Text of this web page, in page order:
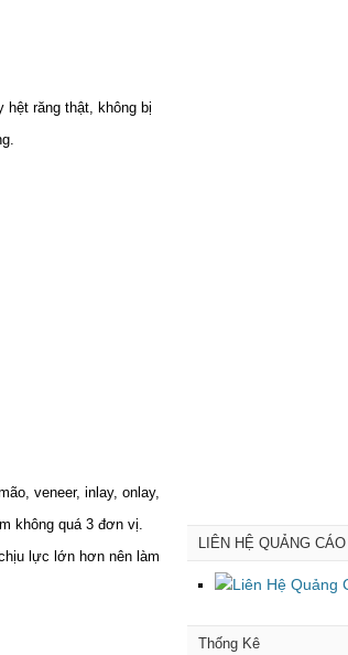
hệt răng thật, không bị
veneer, inlay, onlay,
không quá 3 đơn vị.
lực lớn hơn nên làm
LIÊN HỆ QUẢNG CÁO
Thống Kê